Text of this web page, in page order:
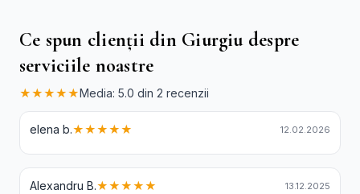
Ce spun clienții din Giurgiu despre
serviciile noastre
★★★★★Media: 5.0 din 2 recenzii
elena b.★★★★★ 12.02.2026
Alexandru B.★★★★★ 13.12.2025